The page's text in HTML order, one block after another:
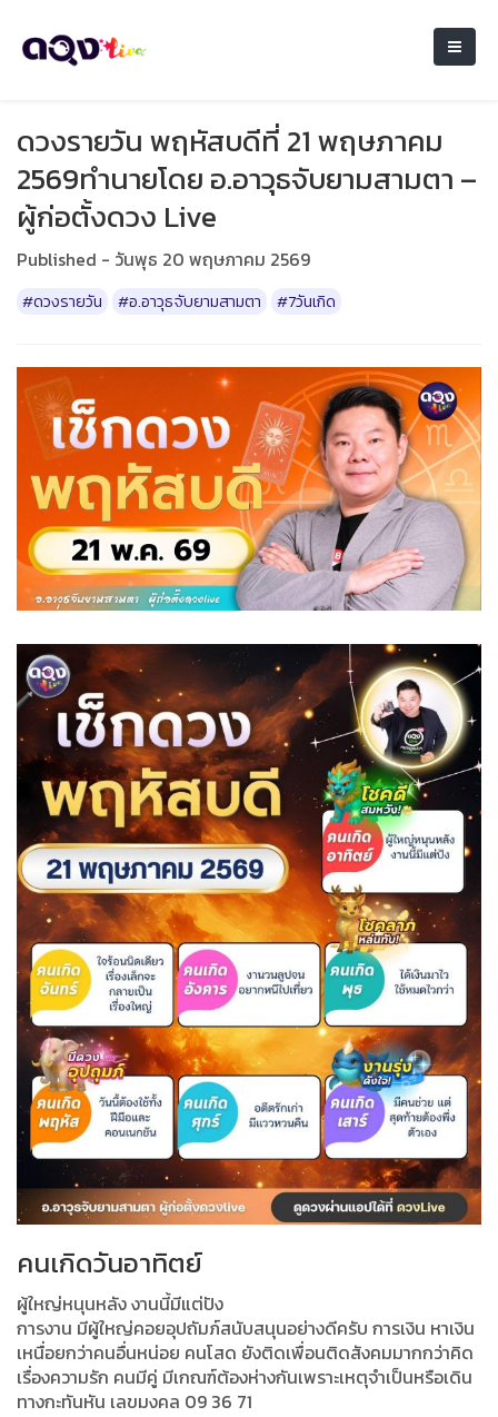
ดวงรายวัน พฤหัสบดีที่ 21 พฤษภาคม
2569ทำนายโดย อ.อาวุธจับยามสามตา –
ผู้ก่อตั้งดวง Live
Published - วันพุธ 20 พฤษภาคม 2569
#ดวงรายวัน #อ.อาวุธจับยามสามตา #7วันเกิด
คนเกิดวันอาทิตย์
ผู้ใหญ่หนุนหลัง งานนี้มีแต่ปัง
การงาน มีผู้ใหญ่คอยอุปถัมภ์สนับสนุนอย่างดีครับ การเงิน หาเงิน
เหนื่อยกว่าคนอื่นหน่อย คนโสด ยังติดเพื่อนติดสังคมมากกว่าคิด
เรื่องความรัก คนมีคู่ มีเกณฑ์ต้องห่างกันเพราะเหตุจำเป็นหรือเดิน
ทางกะทันหัน เลขมงคล 09 36 71